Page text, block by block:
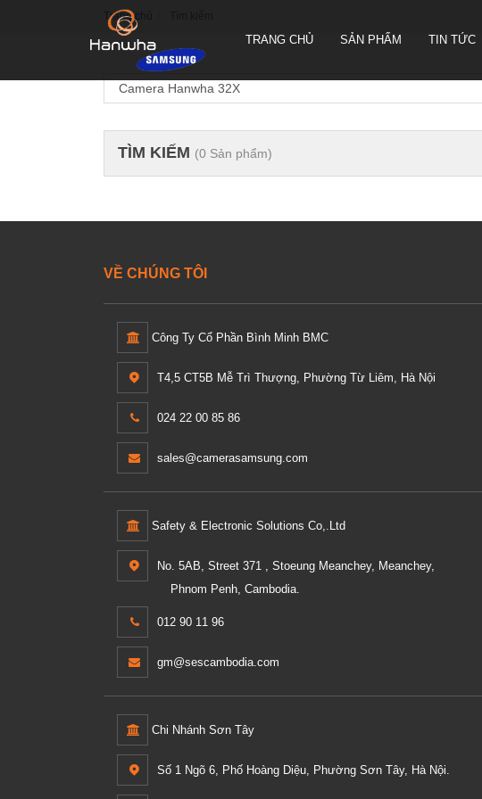
TRANG CHỦ SẢN PHẨM
CAMERA QUAY QUYÉT PTZ
TRUEN HÀN QUỐC
QUỐC
HÌNH SONBS
TIN TỨC
Trang chủ
TÌM KIẾM (0 Sản phẩm)
VỀ CHÚNG TÔI
Công Ty Cổ Phần Bình Minh BMC
T4,5 CT5B Mễ Trì Thượng, Phường Từ Liêm, Hà Nội
024 22 00 85 86
sales@camerasamsung.com
Safety & Electronic Solutions Co,.Ltd
No. 5AB, Street 371 , Stoeung Meanchey, Meanchey,
Phnom Penh, Cambodia.
012 90 11 96
gm@sescambodia.com
Chi Nhánh Sơn Tây
Số 1 Ngõ 6, Phố Hoàng Diệu, Phường Sơn Tây, Hà Nội.